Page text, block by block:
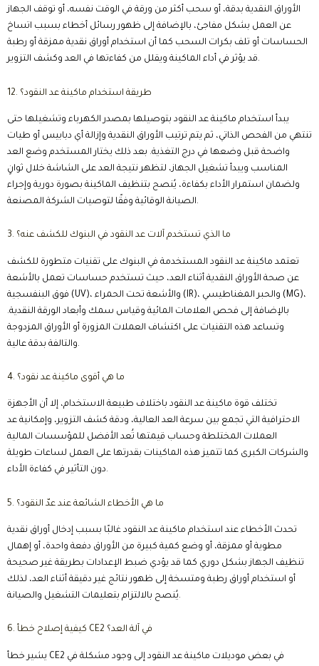
الأوراق النقدية بدقة، أو سحب أكثر من ورقة في الوقت نفسه، أو توقف الجهاز
عن العمل بشكل مفاجئ، بالإضافة إلى ظهور رسائل أخطاء بسبب اتساخ
الحساسات أو تلف بكرات السحب كما أن استخدام أوراق نقدية ممزقة أو رطبة
قد يؤثر في أداء الماكينة ويقلل من كفاءتها في العد وكشف التزوير.
12. طريقة استخدام ماكينة عد النقود؟
يبدأ استخدام ماكينة عد النقود بتوصيلها بمصدر الكهرباء وتشغيلها حتى
تنتهي من الفحص الذاتي، ثم يتم ترتيب الأوراق النقدية وإزالة أي دبابيس أو طيات
واضحة قبل وضعها في درج التغذية. بعد ذلك يختار المستخدم وضع العد
المناسب ويبدأ تشغيل الجهاز، لتظهر نتيجة العد على الشاشة خلال ثوانٍ
ولضمان استمرار الأداء بكفاءة، يُنصح بتنظيف الماكينة بصورة دورية وإجراء
الصيانة الوقائية وفقًا لتوصيات الشركة المصنعة.
3. ما الذي تستخدم آلات عد النقود في البنوك للكشف عنه؟
تعتمد ماكينة عد النقود المستخدمة في البنوك على تقنيات متطورة للكشف
عن صحة الأوراق النقدية أثناء العد، حيث تستخدم حساسات تعمل بالأشعة
فوق البنفسجية (UV)، والأشعة تحت الحمراء (IR)، والحبر المغناطيسي (MG)،
بالإضافة إلى فحص العلامات المائية وقياس سمك وأبعاد الورقة النقدية.
وتساعد هذه التقنيات على اكتشاف العملات المزورة أو الأوراق المزدوجة
والتالفة بدقة عالية.
4. ما هي أقوى ماكينة عد نقود؟
تختلف قوة ماكينة عد النقود باختلاف طبيعة الاستخدام، إلا أن الأجهزة
الاحترافية التي تجمع بين سرعة العد العالية، ودقة كشف التزوير، وإمكانية عد
العملات المختلطة وحساب قيمتها تُعد الأفضل للمؤسسات المالية
والشركات الكبرى كما تتميز هذه الماكينات بقدرتها على العمل لساعات طويلة
دون التأثير في كفاءة الأداء.
5. ما هي الأخطاء الشائعة عند عدّ النقود؟
تحدث الأخطاء عند استخدام ماكينة عد النقود غالبًا بسبب إدخال أوراق نقدية
مطوية أو ممزقة، أو وضع كمية كبيرة من الأوراق دفعة واحدة، أو إهمال
تنظيف الجهاز بشكل دوري كما قد يؤدي ضبط الإعدادات بطريقة غير صحيحة
أو استخدام أوراق رطبة ومتسخة إلى ظهور نتائج غير دقيقة أثناء العد، لذلك
يُنصح بالالتزام بتعليمات التشغيل والصيانة.
6. كيفية إصلاح خطأ CE2 في آلة العد؟
يشير خطأ CE2 في بعض موديلات ماكينة عد النقود إلى وجود مشكلة في